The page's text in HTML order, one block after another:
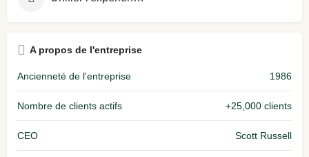
A propos de l'entreprise
Ancienneté de l'entreprise 1986
Nombre de clients actifs +25,000 clients
CEO Scott Russell